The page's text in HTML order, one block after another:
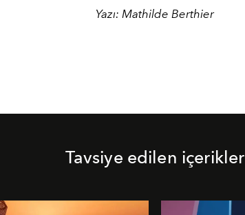
Yazı: Mathilde Berthier
Tavsiye edilen içerikler